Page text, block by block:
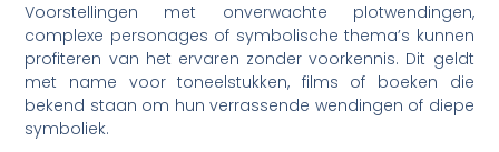
Voorstellingen met onverwachte plotwendingen,
complexe personages of symbolische thema’s kunnen
profiteren van het ervaren zonder voorkennis. Dit geldt
met name voor toneelstukken, films of boeken die
bekend staan om hun verrassende wendingen of diepe
symboliek.